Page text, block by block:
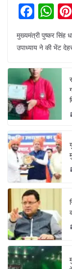
F
a
c
b
o
o
k
W
h
at
A
p
p
मुख्यमंत्री पुष्कर सिंह
उपाध्याय ने की भेंट